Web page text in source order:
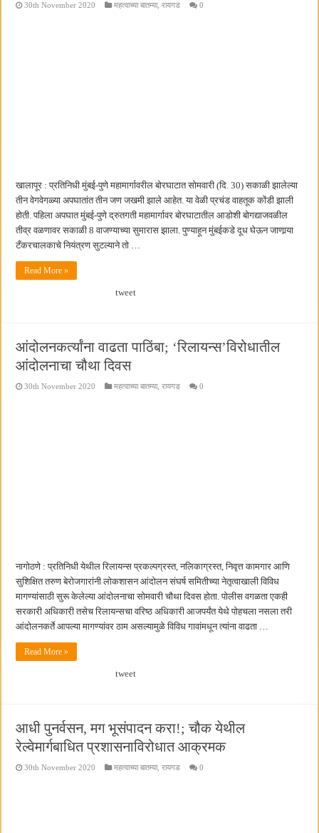
30th November 2020 महत्वाच्या बातम्या,रायगड 0
खालापूर : प्रतिनिधी मुंबई-पुणे महामार्गावरील बोरघाटात सोमवारी (दि. 30) सकाळी झालेल्या
तीन वेगवेगळ्या अपघातांत तीन जण जखमी झाले आहेत. या वेळी प्रचंड वाहतूक कोंडी झाली
होती. पहिला अपघात मुंबई-पुणे द्रुतगती महामार्गावर बोरघाटातील आडोशी बोगद्याजवळील
तीव्र वळणावर सकाळी 8 वाजण्याच्या सुमारास झाला. पुण्याहून मुंबईकडे दूध घेऊन जाणार्‍या
टँकरचालकाचे नियंत्रण सुटल्याने तो …
Read More »
tweet
आंदोलनकर्त्यांना वाढता पाठिंबा; ‘रिलायन्स’विरोधातील
आंदोलनाचा चौथा दिवस
30th November 2020 महत्वाच्या बातम्या,रायगड 0
नागोठणे : प्रतिनिधी येथील रिलायन्स प्रकल्पग्रस्त, नलिकाग्रस्त, निवृत्त कामगार आणि
सुशिक्षित तरुण बेरोजगारांनी लोकशासन आंदोलन संघर्ष समितीच्या नेतृत्वाखाली विविध
मागण्यांसाठी सुरू केलेल्या आंदोलनाचा सोमवारी चौथा दिवस होता. पोलीस वगळता एकही
सरकारी अधिकारी तसेच रिलायन्सचा वरिष्ठ अधिकारी आजपर्यंत येथे पोहचला नसला तरी
आंदोलनकर्ते आपल्या मागण्यांवर ठाम असल्यामुळे विविध गावांमधून त्यांना वाढता …
Read More »
tweet
आधी पुनर्वसन, मग भूसंपादन करा!; चौक येथील
रेल्वेमार्गबाधित प्रशासनाविरोधात आक्रमक
30th November 2020 महत्वाच्या बातम्या,रायगड 0